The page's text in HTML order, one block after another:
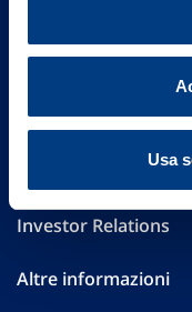
Usa
20149 Milano
Part. IVA 01329510158
FAQ
Investor Relations
Altre informazioni